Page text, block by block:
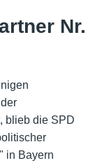
Nr.
blieb die SPD
in Bayern